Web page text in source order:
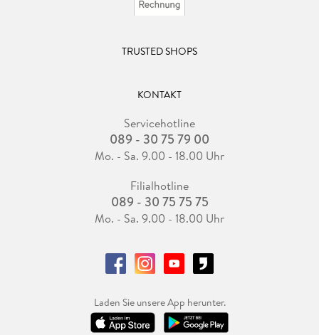
TRUSTED SHOPS
KONTAKT
Servicehotline
089 - 30 75 79 00
Mo. - Sa. 9.00 - 18.00 Uhr
Filialhotline
089 - 30 75 75 75
Mo. - Sa. 9.00 - 18.00 Uhr
Laden Sie unsere App herunter.